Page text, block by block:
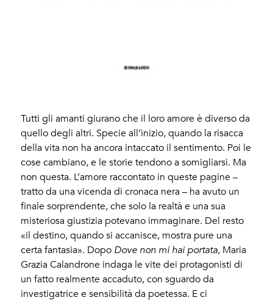
Tutti gli amanti giurano che il loro amore è diverso da
quello degli altri. Specie all’inizio, quando la risacca
della vita non ha ancora intaccato il sentimento. Poi le
cose cambiano, e le storie tendono a somigliarsi. Ma
non questa. L’amore raccontato in queste pagine –
tratto da una vicenda di cronaca nera – ha avuto un
finale sorprendente, che solo la realtà e una sua
misteriosa giustizia potevano immaginare. Del resto
«il destino, quando si accanisce, mostra pure una
certa fantasia». Dopo Dove non mi hai portata, Maria
Grazia Calandrone indaga le vite dei protagonisti di
un fatto realmente accaduto, con sguardo da
investigatrice e sensibilità da poetessa. E ci